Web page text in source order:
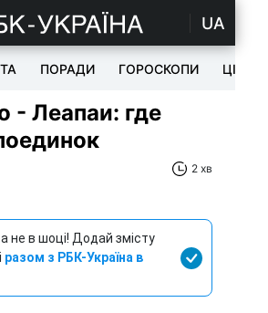
UA
ПОРАДИ ГОРОСКОПИ ЦІКАВЕ
- Леапаи: где
2 хв
а не в шоці! Додай змісту
разом з РБК-Україна в